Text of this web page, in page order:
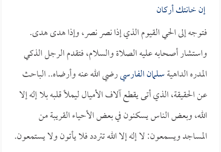
إن خانتك أركان
فتوجه إلى الحي القيوم الذي إذا نصر نصر، وإذا هدى هدى.
واستشار أصحابه عليه الصلاة والسلام، فتقدم الرجل الذكي
المدره الداهيةسلمان الفارسيرضي الله عنه وأرضاه.. الباحث
عن الحقيقة، الذي أتى يقطع آلاف الأميال ليملأ قلبه بلا إله إلا
الله، وبعض الناس يسكنون في بعض الأحياء القريبة من
المساجد ويسمعون: لا إله إلا الله تتردد فلا يأتون ولا يستمعون.